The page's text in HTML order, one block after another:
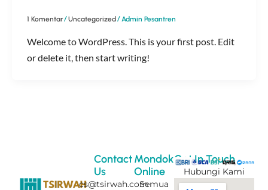
1 Komentar/Uncategorized/Admin Pesantren
Welcome to WordPress. This is your first post. Edit
or delete it, then start writing!
Mondok
Online
Semua
Contact
Us
cs@tsirwah.com
Get In Touch
Hubungi Kami